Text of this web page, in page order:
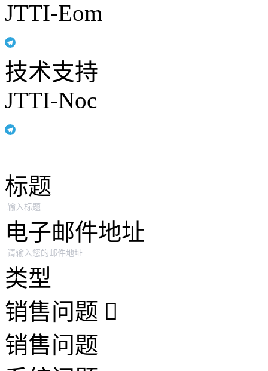
JTTI-Eom
技术支持
JTTI-Noc
标题
电子邮件地址
类型
销售问题
销售问题